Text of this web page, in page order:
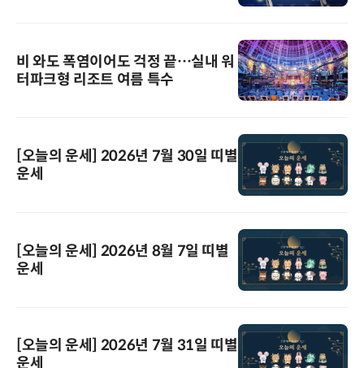
비 와도 폭염이어도 걱정 끝…실내 워
터파크형 리조트 여름 특수
[오늘의 운세] 2026년 7월 30일 띠별
운세
[오늘의 운세] 2026년 8월 7일 띠별
운세
[오늘의 운세] 2026년 7월 31일 띠별
운세